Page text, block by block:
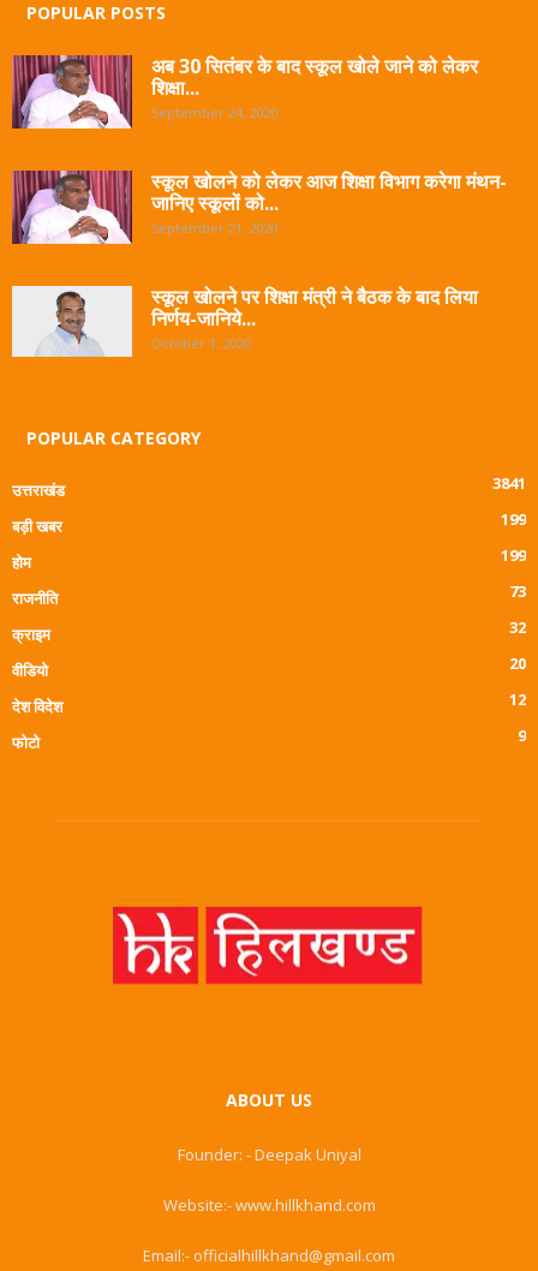
POPULAR POSTS
अब 30 सितंबर के बाद स्कूल खोले जाने को लेकर
शिक्षा...
September 24, 2020
स्कूल खोलने को लेकर आज शिक्षा विभाग करेगा मंथन-
जानिए स्कूलों को...
September 21, 2020
स्कूल खोलने पर शिक्षा मंत्री ने बैठक के बाद लिया
निर्णय-जानिये...
October 1, 2020
POPULAR CATEGORY
उत्तराखंड
3841
बड़ी खबर
199
होम
199
राजनीति
73
क्राइम
32
वीडियो
20
देश विदेश
12
फोटो
9
ABOUT US
Founder: - Deepak Uniyal
Website:- www.hillkhand.com
Email:- officialhillkhand@gmail.com